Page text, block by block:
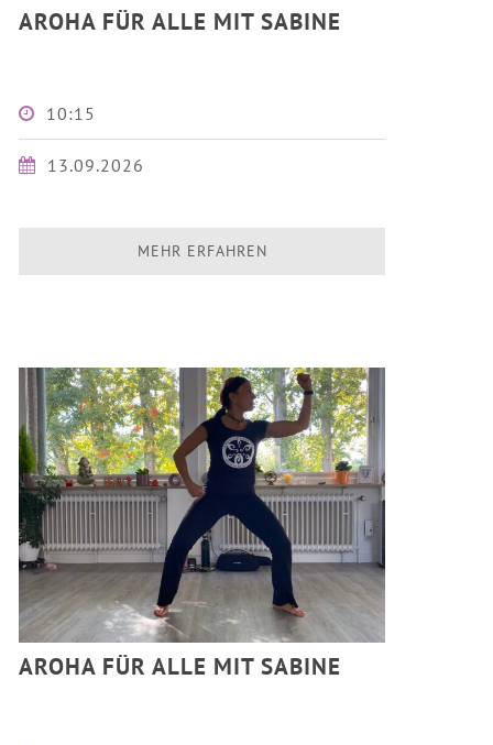
AROHA FÜR ALLE MIT SABINE
10:15
13.09.2026
MEHR ERFAHREN
AROHA FÜR ALLE MIT SABINE